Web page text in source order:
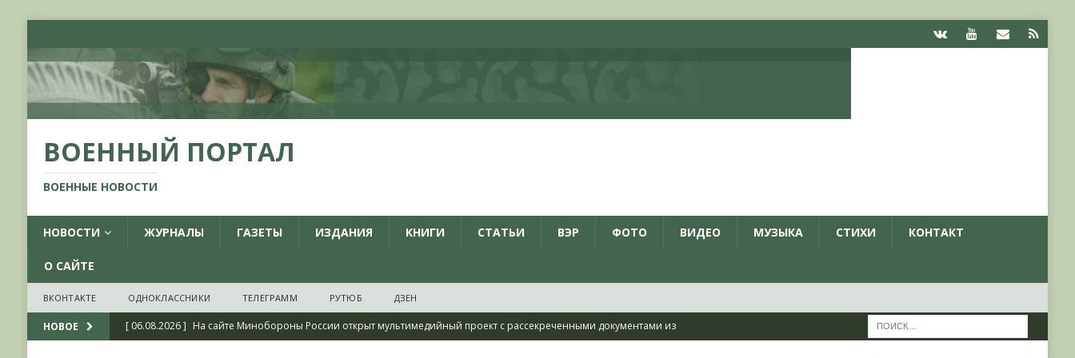
ВОЕННЫЙ ПОРТАЛ
ВОЕННЫЕ НОВОСТИ
НОВОСТИ ЖУРНАЛЫ ГАЗЕТЫ ИЗДАНИЯ КНИГИ СТАТЬИ ВЭР ФОТО ВИДЕО МУЗЫКА СТИХИ КОНТАКТ
О САЙТЕ
ВКОНТАКТЕ ОДНОКЛАССНИКИ ТЕЛЕГРАММ РУТЮБ ДЗЕН
НОВОЕ [ 06.08.2026 ] На сайте Минобороны России открыт мультимедийный проект с рассекреченными документами из